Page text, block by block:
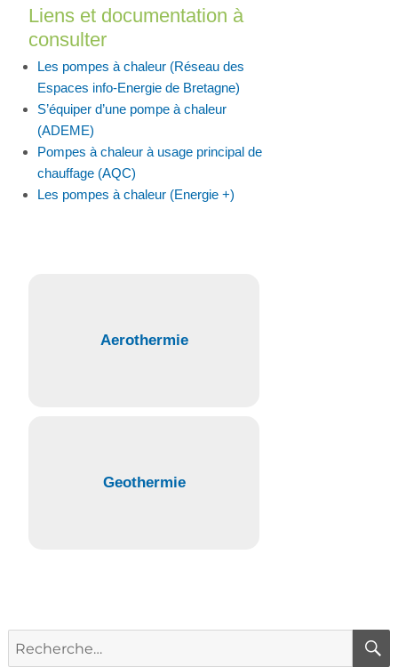
Liens et documentation à
consulter
Les pompes à chaleur (Réseau des
Espaces info-Energie de Bretagne)
S’équiper d’une pompe à chaleur
(ADEME)
Pompes à chaleur à usage principal de
chauffage (AQC)
Les pompes à chaleur (Energie +)
Aerothermie
Geothermie